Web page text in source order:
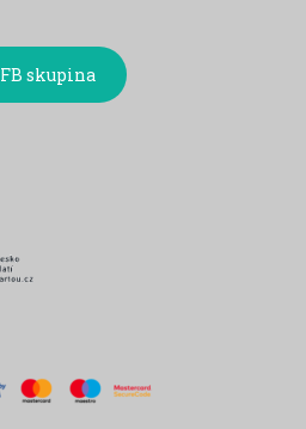
FB skupina